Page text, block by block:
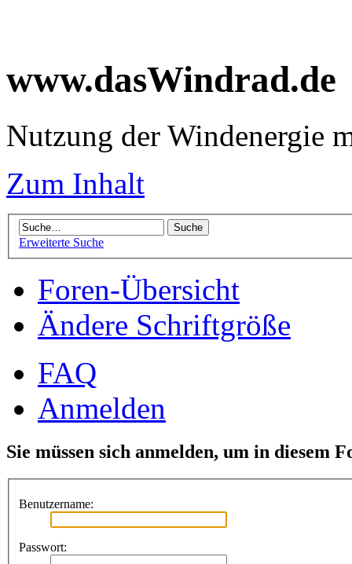
www.dasWindrad.de
Nutzung der Windenergie
Zum Inhalt
Erweiterte Suche
Foren-Übersicht
Ändere Schriftgröße
FAQ
Anmelden
Sie müssen sich anmelden, um in diesem
Benutzername:
Passwort: